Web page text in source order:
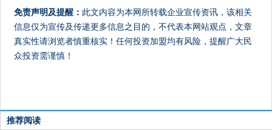
免责声明及提醒： 此文内容为本网所转载企业宣传资讯，该相关
信息仅为宣传及传递更多信息之目的，不代表本网站观点，文章
真实性请浏览者慎重核实！任何投资加盟均有风险，提醒广大民
众投资需谨慎！
推荐阅读